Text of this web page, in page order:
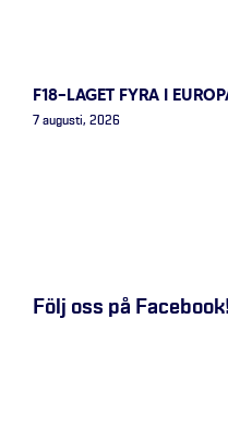
F18-LAGET FYRA I
7 augusti, 2026
Följ oss på